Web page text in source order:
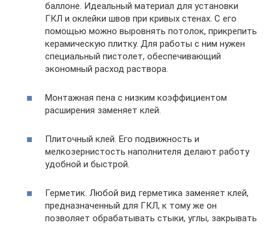
баллоне. Идеальный материал для установки
ГКЛ и оклейки швов при кривых стенах. С его
помощью можно выровнять потолок, прикрепить
керамическую плитку. Для работы с ним нужен
специальный пистолет, обеспечивающий
экономный расход раствора.
Монтажная пена с низким коэффициентом
расширения заменяет клей.
Плиточный клей. Его подвижность и
мелкозернистость наполнителя делают работу
удобной и быстрой.
Герметик. Любой вид герметика заменяет клей,
предназначенный для ГКЛ, к тому же он
позволяет обрабатывать стыки, углы, закрывать